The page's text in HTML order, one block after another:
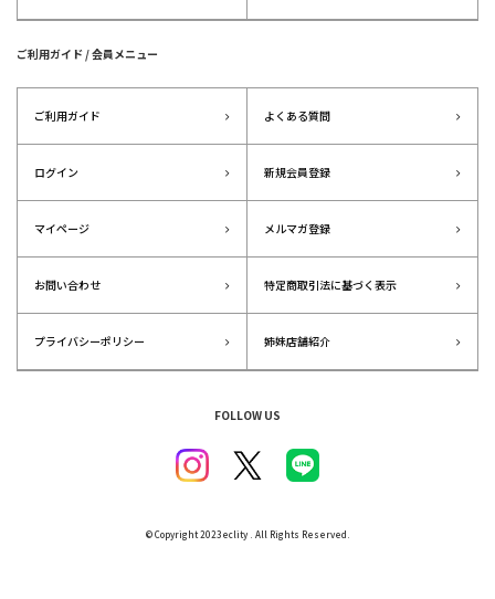
ご利用ガイド / 会員メニュー
ご利用ガイド よくある質問
ログイン 新規会員登録
マイページ メルマガ登録
お問い合わせ 特定商取引法に基づく表示
プライバシーポリシー 姉妹店舗紹介
FOLLOW US
© Copyright 2023eclity . All Rights Reserved.